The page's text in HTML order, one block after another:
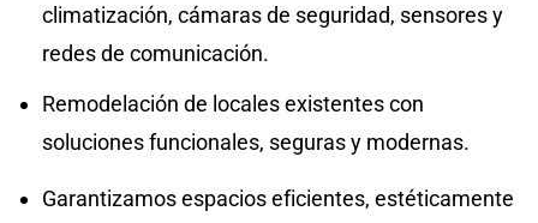
climatización, cámaras de seguridad, sensores y
redes de comunicación.
Remodelación de locales existentes con
soluciones funcionales, seguras y modernas.
Garantizamos espacios eficientes, estéticamente